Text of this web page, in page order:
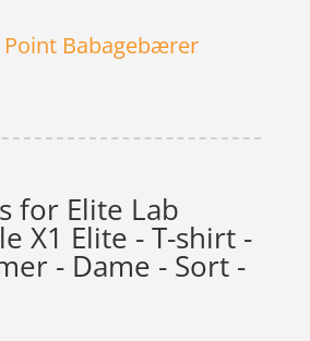
Point Babagebærer
for Elite Lab
X1 Elite - T-shirt -
- Dame - Sort -